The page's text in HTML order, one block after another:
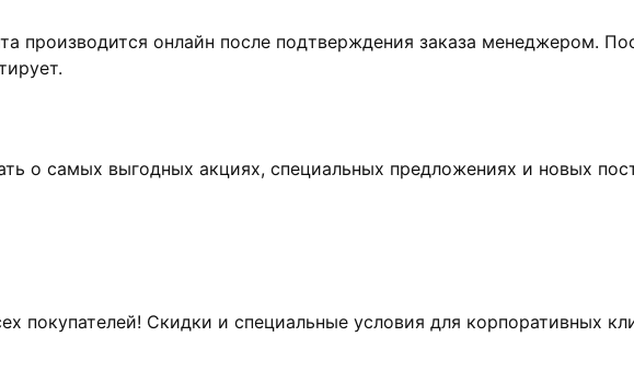
производится онлайн после подтверждения заказа менеджером.
о самых выгодных акциях, специальных предложениях и новых
покупателей! Скидки и специальные условия для корпоративных